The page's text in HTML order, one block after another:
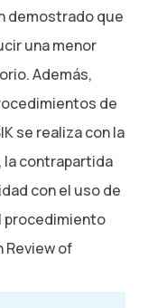
demostrado que
una menor
Además,
de
se realiza con la
la contrapartida
con el uso de
procedimiento
Review of